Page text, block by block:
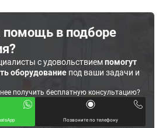
в подборе
с удовольствиемпомогут
оборудование под ваши задачи и
получить бесплатную консультацию?
Позвоните по телефону